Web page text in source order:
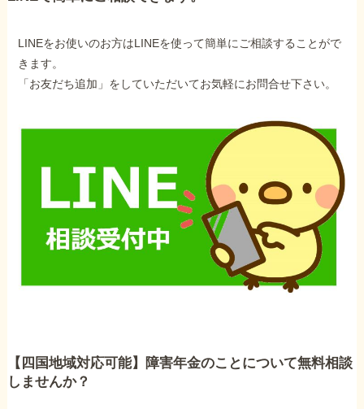
LINEをお使いのお方はLINEを使って簡単にご相談することがで
きます。
「お友だち追加」をしていただいてお気軽にお問合せ下さい。
【四国地域対応可能】障害年金のことについて無料相談
しませんか？